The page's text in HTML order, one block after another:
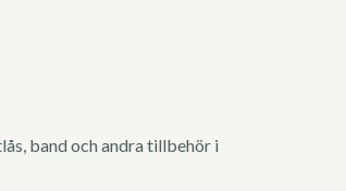
band och andra tillbehör i